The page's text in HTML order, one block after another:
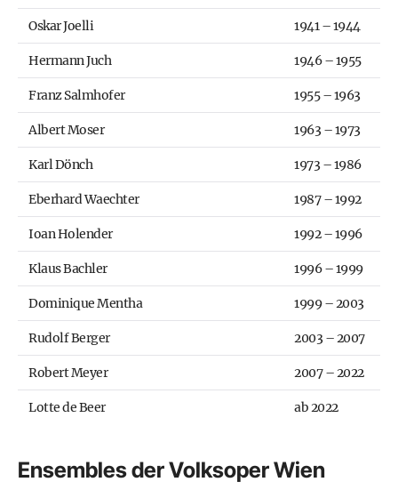
Oskar Joelli 1941 – 1944
Hermann Juch 1946 – 1955
Franz Salmhofer 1955 – 1963
Albert Moser 1963 – 1973
Karl Dönch 1973 – 1986
Eberhard Waechter 1987 – 1992
Ioan Holender 1992 – 1996
Klaus Bachler 1996 – 1999
Dominique Mentha 1999 – 2003
Rudolf Berger 2003 – 2007
Robert Meyer 2007 – 2022
Lotte de Beer ab 2022
Ensembles der Volksoper Wien